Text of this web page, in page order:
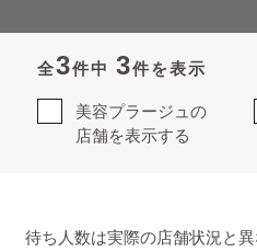
全3件中 3件を表示
美容プラージュの
店舗を表示する
待ち人数は実際の店舗状況と